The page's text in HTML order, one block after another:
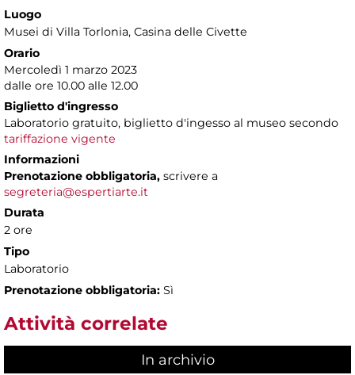
Luogo
Musei di Villa Torlonia, Casina delle Civette
Orario
Mercoledì 1 marzo 2023
dalle ore 10.00 alle 12.00
Biglietto d'ingresso
Laboratorio gratuito, biglietto d'ingesso al museo secondo
tariffazione vigente
Informazioni
Prenotazione obbligatoria, scrivere a
segreteria@espertiarte.it
Durata
2 ore
Tipo
Laboratorio
Prenotazione obbligatoria: Sì
Attività correlate
In archivio